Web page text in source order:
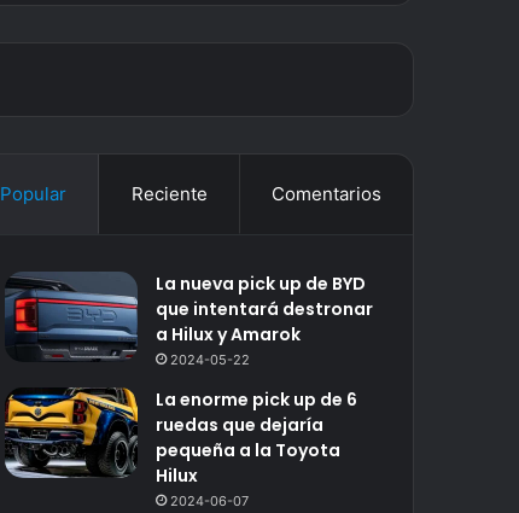
Popular Reciente Comentarios
La nueva pick up de BYD
que intentará destronar
a Hilux y Amarok
2024-05-22
La enorme pick up de 6
ruedas que dejaría
pequeña a la Toyota
Hilux
2024-06-07